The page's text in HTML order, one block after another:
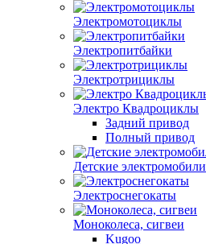
Электромотоциклы
Электропитбайки
Электротрициклы
Электро Квадроциклы
Задний привод
Полный привод
Детские электромобили
Электроснегокаты
Моноколеса, сигвеи
Kugoo